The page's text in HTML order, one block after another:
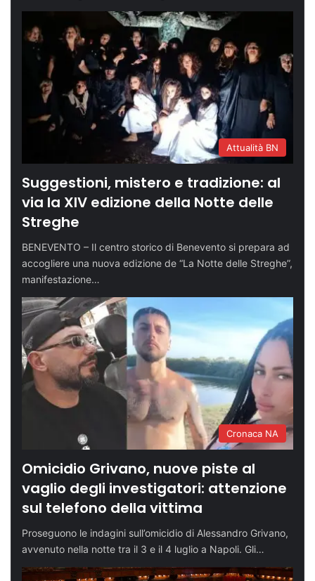
Attualità BN
Suggestioni, mistero e tradizione: al
via la XIV edizione della Notte delle
Streghe
BENEVENTO – Il centro storico di Benevento si prepara ad
accogliere una nuova edizione de “La Notte delle Streghe”,
manifestazione…
Cronaca NA
Omicidio Grivano, nuove piste al
vaglio degli investigatori: attenzione
sul telefono della vittima
Proseguono le indagini sull’omicidio di Alessandro Grivano,
avvenuto nella notte tra il 3 e il 4 luglio a Napoli. Gli…